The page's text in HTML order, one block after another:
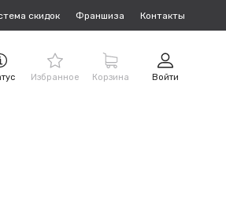
скидок Франшиза Контакты
Избранное Корзина Войти